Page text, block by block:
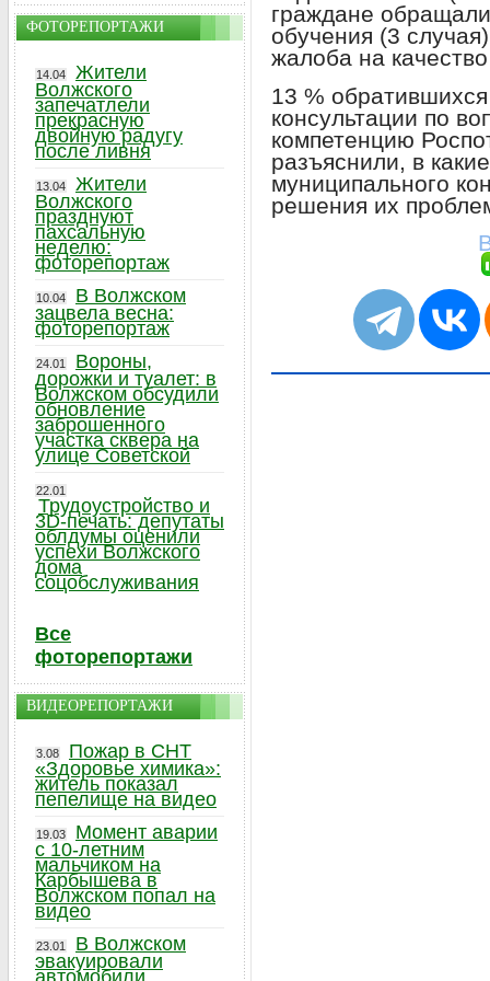
граждане
обучения (3
жалоба на
13 %
консультации по
компетенцию
разъяснили, в
муниципального
решения их
ФОТОРЕПОРТАЖИ
14.04
Жители
Волжского
запечатлели
прекрасную
двойную радугу
после ливня
13.04
Жители
Волжского
празднуют
пахсальную
неделю:
фоторепортаж
10.04
В Волжском
зацвела весна:
фоторепортаж
24.01
Вороны,
дорожки и туалет: в
Волжском обсудили
обновление
заброшенного
участка сквера на
улице Советской
22.01
Трудоустройство и
3D-печать: депутаты
облдумы оценили
успехи Волжского
дома
соцобслуживания
Все
фоторепортажи
ВИДЕОРЕПОРТАЖИ
3.08
Пожар в СНТ
«Здоровье химика»:
житель показал
пепелище на видео
19.03
Момент аварии
с 10-летним
мальчиком на
Карбышева в
Волжском попал на
видео
23.01
В Волжском
эвакуировали
автомобили,